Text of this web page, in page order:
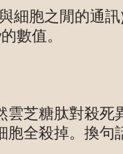
細胞之閒的通訊
數值。
雲芝糖肽對殺死
胞全殺掉。換句